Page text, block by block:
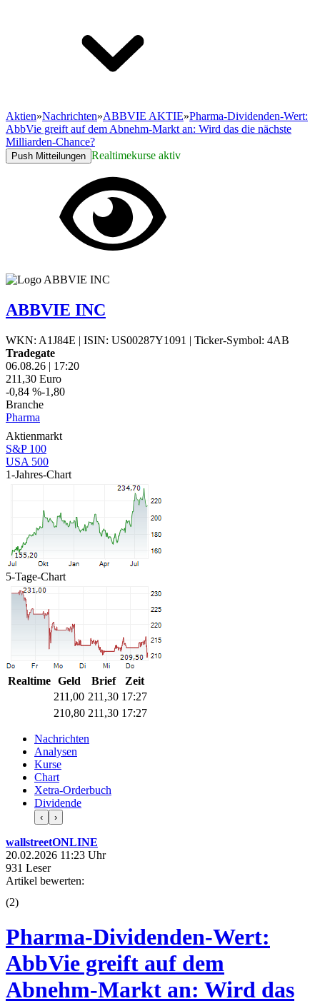
Aktien»Nachrichten»ABBVIE AKTIE»Pharma-Dividenden-Wert:
AbbVie greift auf dem Abnehm-Markt an: Wird das die nächste
Milliarden-Chance?
Push Mitteilungen Realtimekurse aktiv
ABBVIE INC
WKN: A1J84E | ISIN: US00287Y1091 | Ticker-Symbol: 4AB
Tradegate
06.08.26 | 17:20
211,30 Euro
-0,84 %-1,80
Branche
Pharma
Aktienmarkt
S&P 100
USA 500
1-Jahres-Chart
5-Tage-Chart
Realtime Geld Brief
Zeit
211,00 211,30 17:27
210,80 211,30 17:27
Nachrichten
Analysen
Kurse
Chart
Xetra-Orderbuch
Dividende
‹ ›
wallstreetONLINE
20.02.2026 11:23 Uhr
931 Leser
Artikel bewerten:
(2)
Pharma-Dividenden-Wert:
AbbVie greift auf dem
Abnehm-Markt an: Wird das